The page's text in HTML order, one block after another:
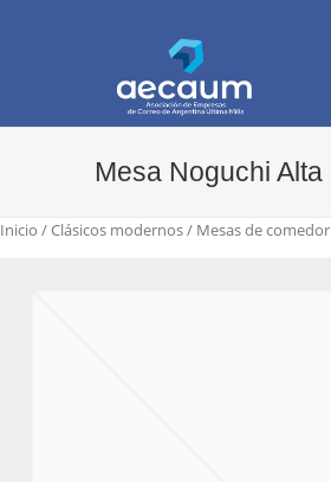
Mesa Noguchi Alta
Inicio /Clásicos modernos/ Mesas de comedor